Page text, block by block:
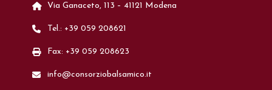
Via Ganaceto, 113 – 41121 Modena
Tel.: +39 059 208621
Fax: +39 059 208623
info@consorziobalsamico.it